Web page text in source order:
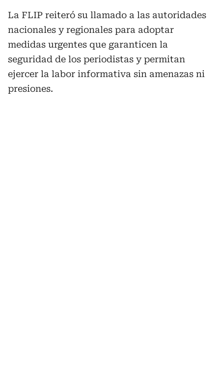
La FLIP reiteró su llamado a las autoridades
nacionales y regionales para adoptar
medidas urgentes que garanticen la
seguridad de los periodistas y permitan
ejercer la labor informativa sin amenazas ni
presiones.